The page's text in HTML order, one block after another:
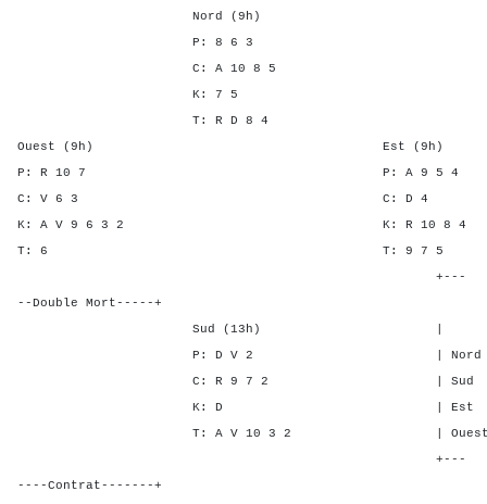
Nord (9h)
P: 8 6 3
C: A 10 8 5
K: 7 5
T: R D 8 4
Ouest (9h) Est (9h)
P: R 10 7 P: A 9
C: V 6 3 C:
K: A V 9 6 3 2 K: R 10
T: 6 T: 9 7
+---
--Double Mort-----+
Sud (13h) | SA P
P: D V 2 | Nord - -
C: R 9 7 2 | Sud - -
K: D | Est - 3
T: A V 10 3 2 | Ouest -
+---
----Contrat-------+